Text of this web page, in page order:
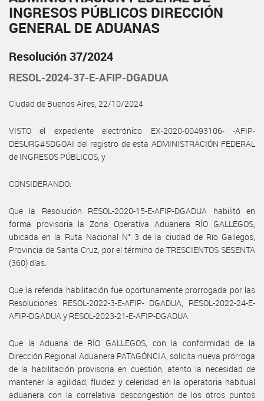
INGRESOS PÚBLICOS DIRECCIÓN
GENERAL DE ADUANAS
Resolución 37/2024
RESOL-2024-37-E-AFIP-DGADUA
Ciudad de Buenos Aires, 22/10/2024
VISTO el expediente electrónico EX-2020-00493106- -AFIP-
DESURG#SDGOAI del registro de esta ADMINISTRACIÓN FEDERAL
de INGRESOS PÚBLICOS, y
CONSIDERANDO:
Que la Resolución RESOL-2020-15-E-AFIP-DGADUA habilitó en
forma provisoria la Zona Operativa Aduanera RÍO GALLEGOS,
ubicada en la Ruta Nacional N° 3 de la ciudad de Río Gallegos,
Provincia de Santa Cruz, por el término de TRESCIENTOS SESENTA
(360) días.
Que la referida habilitación fue oportunamente prorrogada por las
Resoluciones RESOL-2022-3-E-AFIP- DGADUA, RESOL-2022-24-E-
AFIP-DGADUA y RESOL-2023-21-E-AFIP-DGADUA.
Que la Aduana de RÍO GALLEGOS, con la conformidad de la
Dirección Regional Aduanera PATAGÓNCIA, solicita nueva prórroga
de la habilitación provisoria en cuestión, atento la necesidad de
mantener la agilidad, fluidez y celeridad en la operatoria habitual
aduanera con la correlativa descongestión de los otros puntos